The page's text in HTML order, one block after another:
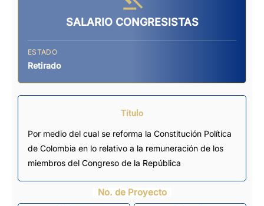
SALARIO CONGRESISTAS
ESTADO
Retirado
Título
Por medio del cual se reforma la Constitución Política
de Colombia en lo relativo a la remuneración de los
miembros del Congreso de la República
No. de Proyecto